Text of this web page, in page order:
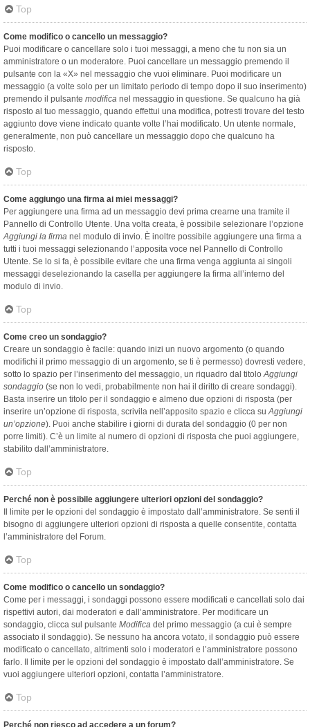
Top
Come modifico o cancello un messaggio?
Puoi modificare o cancellare solo i tuoi messaggi, a meno che tu non sia un
amministratore o un moderatore. Puoi cancellare un messaggio premendo il
pulsante con la «X» nel messaggio che vuoi eliminare. Puoi modificare un
messaggio (a volte solo per un limitato periodo di tempo dopo il suo inserimento)
premendo il pulsante modifica nel messaggio in questione. Se qualcuno ha già
risposto al tuo messaggio, quando effettui una modifica, potresti trovare del testo
aggiunto dove viene indicato quante volte l’hai modificato. Un utente normale,
generalmente, non può cancellare un messaggio dopo che qualcuno ha
risposto.
Top
Come aggiungo una firma ai miei messaggi?
Per aggiungere una firma ad un messaggio devi prima crearne una tramite il
Pannello di Controllo Utente. Una volta creata, è possibile selezionare l’opzione
Aggiungi la firma nel modulo di invio. È inoltre possibile aggiungere una firma a
tutti i tuoi messaggi selezionando l’apposita voce nel Pannello di Controllo
Utente. Se lo si fa, è possibile evitare che una firma venga aggiunta ai singoli
messaggi deselezionando la casella per aggiungere la firma all’interno del
modulo di invio.
Top
Come creo un sondaggio?
Creare un sondaggio è facile: quando inizi un nuovo argomento (o quando
modifichi il primo messaggio di un argomento, se ti è permesso) dovresti vedere,
sotto lo spazio per l’inserimento del messaggio, un riquadro dal titoloAggiungi
sondaggio (se non lo vedi, probabilmente non hai il diritto di creare sondaggi).
Basta inserire un titolo per il sondaggio e almeno due opzioni di risposta (per
inserire un’opzione di risposta, scrivila nell’apposito spazio e clicca suAggiungi
un’opzione). Puoi anche stabilire i giorni di durata del sondaggio (0 per non
porre limiti). C’è un limite al numero di opzioni di risposta che puoi aggiungere,
stabilito dall’amministratore.
Top
Perché non è possibile aggiungere ulteriori opzioni del sondaggio?
Il limite per le opzioni del sondaggio è impostato dall’amministratore. Se senti il
bisogno di aggiungere ulteriori opzioni di risposta a quelle consentite, contatta
l’amministratore del Forum.
Top
Come modifico o cancello un sondaggio?
Come per i messaggi, i sondaggi possono essere modificati e cancellati solo dai
rispettivi autori, dai moderatori e dall’amministratore. Per modificare un
sondaggio, clicca sul pulsante Modifica del primo messaggio (a cui è sempre
associato il sondaggio). Se nessuno ha ancora votato, il sondaggio può essere
modificato o cancellato, altrimenti solo i moderatori e l’amministratore possono
farlo. Il limite per le opzioni del sondaggio è impostato dall’amministratore. Se
vuoi aggiungere ulteriori opzioni, contatta l’amministratore.
Top
Perché non riesco ad accedere a un forum?